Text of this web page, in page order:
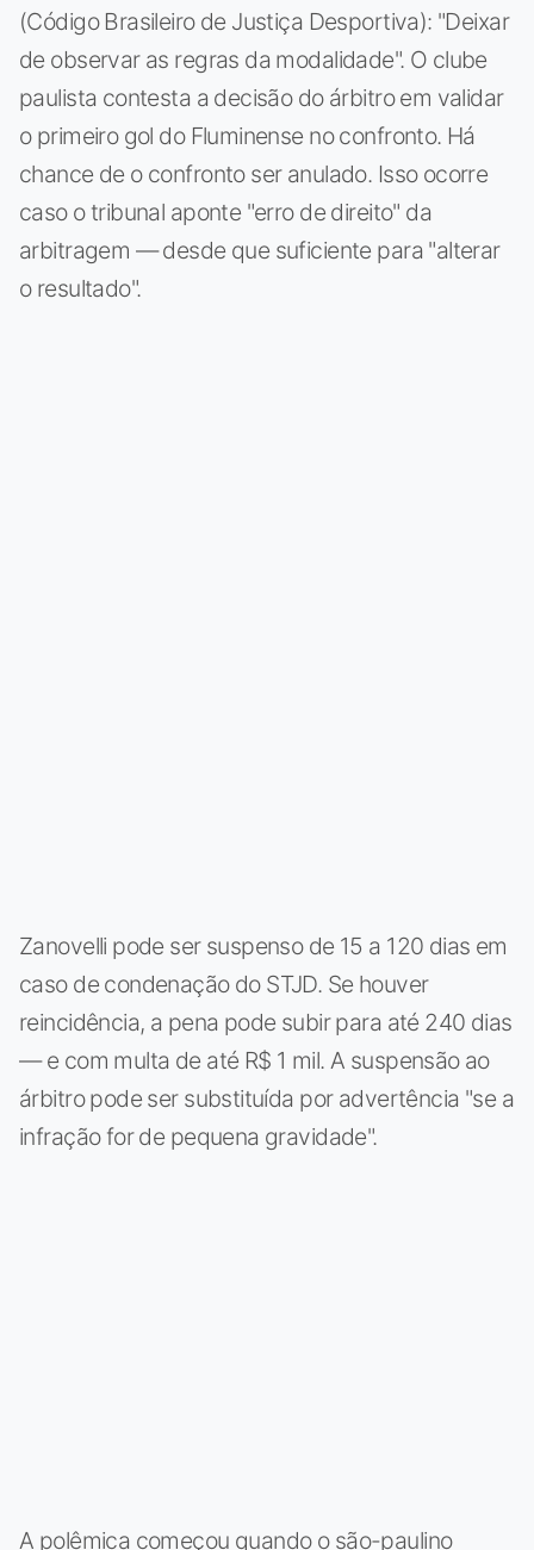
(Código Brasileiro de Justiça Desportiva): "Deixar
de observar as regras da modalidade". O clube
paulista contesta a decisão do árbitro em validar
o primeiro gol do Fluminense no confronto. Há
chance de o confronto ser anulado. Isso ocorre
caso o tribunal aponte "erro de direito" da
arbitragem — desde que suficiente para "alterar
o resultado".
Zanovelli pode ser suspenso de 15 a 120 dias em
caso de condenação do STJD. Se houver
reincidência, a pena pode subir para até 240 dias
— e com multa de até R$ 1 mil. A suspensão ao
árbitro pode ser substituída por advertência "se a
infração for de pequena gravidade".
A polêmica começou quando o são-paulino